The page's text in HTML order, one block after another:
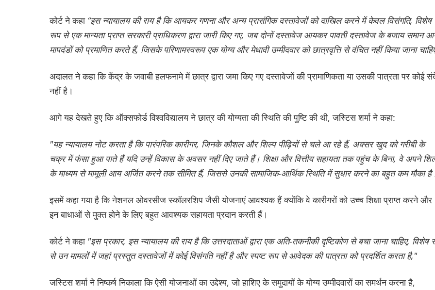
कोर्ट ने कहा “इस न्यायालय की राय है कि आयकर गणना और अन्य प्रासंगिक दस्तावेजों को दाखिल करने में केवल विसंगति, विशेष
रूप से एक मान्यता प्राप्त सरकारी प्राधिकरण द्वारा जारी किए गए, जब दोनों दस्तावेज आयकर पावती दस्तावेज के बजाय समान
मापदंडों को प्रमाणित करते हैं, जिसके परिणामस्वरूप एक योग्य और मेधावी उम्मीदवार को छात्रवृत्ति से वंचित नहीं किया जाना
अदालत ने कहा कि केंद्र के जवाबी हलफनामे में छात्र द्वारा जमा किए गए दस्तावेजों की प्रामाणिकता या उसकी पात्रता पर कोई
नहीं है।
आगे यह देखते हुए कि ऑक्सफोर्ड विश्वविद्यालय ने छात्र की योग्यता की स्थिति की पुष्टि की थी, जस्टिस शर्मा ने कहा:
"यह न्यायालय नोट करता है कि पारंपरिक कारीगर, जिनके कौशल और शिल्प पीढ़ियों से चले आ रहे हैं, अक्सर खुद को गरीबी के
चक्र में फंसा हुआ पाते हैं यदि उन्हें विकास के अवसर नहीं दिए जाते हैं। शिक्षा और वित्तीय सहायता तक पहुंच के बिना, वे अपने
के माध्यम से मामूली आय अर्जित करने तक सीमित हैं, जिससे उनकी सामाजिक-आर्थिक स्थिति में सुधार करने का बहुत कम मौका
इसमें कहा गया है कि नेशनल ओवरसीज स्कॉलरशिप जैसी योजनाएं आवश्यक हैं क्योंकि वे कारीगरों को उच्च शिक्षा प्राप्त करने और
इन बाधाओं से मुक्त होने के लिए बहुत आवश्यक सहायता प्रदान करती हैं।
कोर्ट ने कहा "इस प्रकार, इस न्यायालय की राय है कि उत्तरदाताओं द्वारा एक अति-तकनीकी दृष्टिकोण से बचा जाना चाहिए, विशेष
से उन मामलों में जहां प्रस्तुत दस्तावेजों में कोई विसंगति नहीं है और स्पष्ट रूप से आवेदक की पात्रता को प्रदर्शित करता है,"
जस्टिस शर्मा ने निष्कर्ष निकाला कि ऐसी योजनाओं का उद्देश्य, जो हाशिए के समुदायों के योग्य उम्मीदवारों का समर्थन करना है,